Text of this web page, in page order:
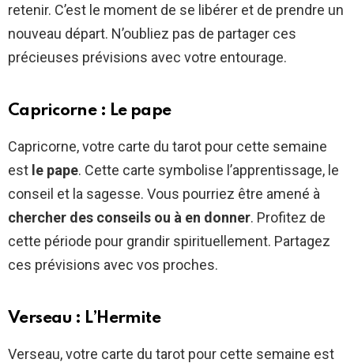
retenir. C’est le moment de se libérer et de prendre un
nouveau départ. N’oubliez pas de partager ces
précieuses prévisions avec votre entourage.
Capricorne : Le pape
Capricorne, votre carte du tarot pour cette semaine
est le pape. Cette carte symbolise l’apprentissage, le
conseil et la sagesse. Vous pourriez être amené à
chercher des conseils ou à en donner. Profitez de
cette période pour grandir spirituellement. Partagez
ces prévisions avec vos proches.
Verseau : L’Hermite
Verseau, votre carte du tarot pour cette semaine est